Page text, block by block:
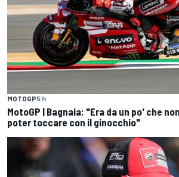
MOTOGP5 h
MotoGP | Bagnaia: "Era da un po' che
poter toccare con il ginocchio"